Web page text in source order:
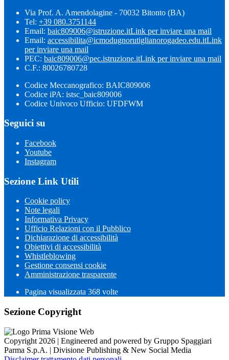
Via Prof. A. Amendolagine - 70032 Bitonto (BA)
Tel: +39 080.3751144
Email: baic809006@istruzione.itLink per inviare una mail
Email: accessibilita@icmodugnorutiglianorogadeo.edu.itLink
per inviare una mail
PEC: baic809006@pec.istruzione.itLink per inviare una mail
C.F.: 80026780728
Codice Meccanografico: BAIC809006
Codice iPA: istsc_baic809006
Codice Univoco Ufficio: UFDFWM
Seguici su
Facebook
Youtube
Instagram
Sezione Link Utili
Cookie policy
Note legali
Informativa Privacy
Ufficio Relazioni con il Pubblico
Dichiarazione di accessibilità
Obiettivi di accessibilità
Whistleblowing
Gestione consensi cookie
Amministrazione trasparente
Pagina visualizzata 368 volte
Sezione Copyright
Copyright 2026 | Engineered and powered by Gruppo Spaggiari
Parma S.p.A. | Divisione Publishing & New Social Media